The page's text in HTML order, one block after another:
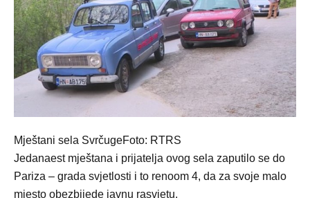
Mještani sela SvrčugeFoto: RTRS
Јedanaest mještana i prijatelja ovog sela zaputilo se do
Pariza – grada svjetlosti i to renoom 4, da za svoje malo
mjesto obezbijede javnu rasvjetu.